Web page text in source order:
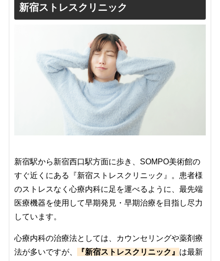
新宿ストレスクリニック
新宿駅から新宿西口駅方面に歩き、SOMPO美術館の
すぐ近くにある『新宿ストレスクリニック』。患者様
のストレスなく心療内科に足を運べるように、最先端
医療機器を使用して早期発見・早期治療を目指し尽力
しています。
心療内科の治療法としては、カウンセリングや薬剤療
法が多いですが、
『新宿ストレスクリニック』 は最新